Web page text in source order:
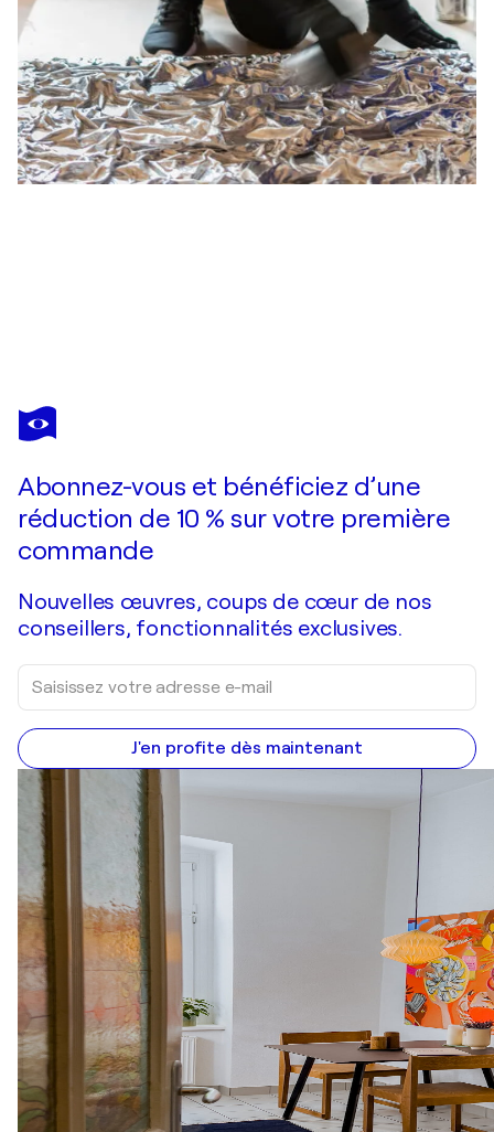
ANDREA PALLANG
Abstract flower
Abonnez-vous et bénéficiez d’une
réduction de 10 % sur votre première
commande
Nouvelles œuvres, coups de cœur de nos
conseillers, fonctionnalités exclusives.
J'en profite dès maintenant